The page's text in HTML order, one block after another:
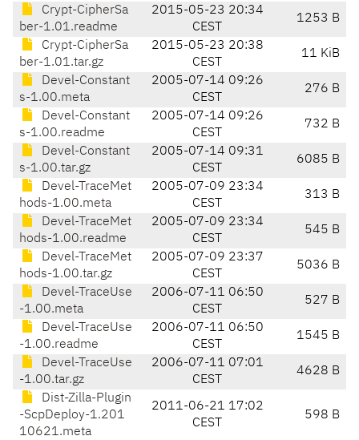
Crypt-CipherSa
ber-1.01.readme
2015-05-23 20:34
CEST
1253 B
Crypt-CipherSa
ber-1.01.tar.gz
2015-05-23 20:38
CEST
11 KiB
Devel-Constant
s-1.00.meta
2005-07-14 09:26
CEST
276 B
Devel-Constant
s-1.00.readme
2005-07-14 09:26
CEST
732 B
Devel-Constant
s-1.00.tar.gz
2005-07-14 09:31
CEST
6085 B
Devel-TraceMet
hods-1.00.meta
2005-07-09 23:34
CEST
313 B
Devel-TraceMet
hods-1.00.readme
2005-07-09 23:34
CEST
545 B
Devel-TraceMet
hods-1.00.tar.gz
2005-07-09 23:37
CEST
5036 B
Devel-TraceUse
-1.00.meta
2006-07-11 06:50
CEST
527 B
Devel-TraceUse
-1.00.readme
2006-07-11 06:50
CEST
1545 B
Devel-TraceUse
-1.00.tar.gz
2006-07-11 07:01
CEST
4628 B
Dist-Zilla-Plugin
-ScpDeploy-1.201
10621.meta
2011-06-21 17:02
CEST
598 B